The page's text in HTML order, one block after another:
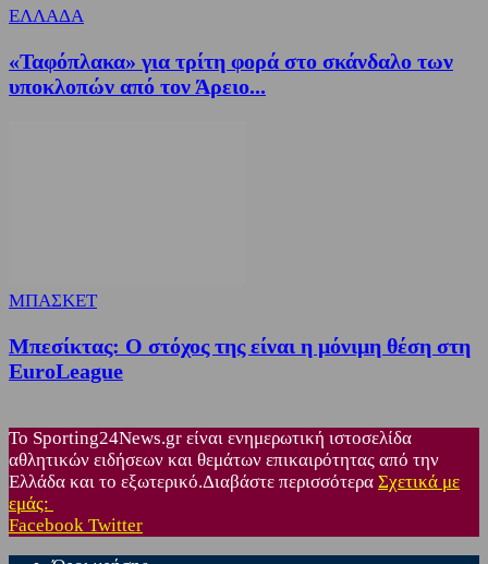
ΕΛΛΑΔΑ
«Ταφόπλακα» για τρίτη φορά στο σκάνδαλο των
υποκλοπών από τον Άρειο...
ΜΠΑΣΚΕΤ
Μπεσίκτας: Ο στόχος της είναι η μόνιμη θέση στη
EuroLeague
Το Sporting24News.gr είναι ενημερωτική ιστοσελίδα
αθλητικών ειδήσεων και θεμάτων επικαιρότητας από την
Ελλάδα και το εξωτερικό.Διαβάστε περισσότερα Σχετικά με
εμάς:
Facebook Twitter